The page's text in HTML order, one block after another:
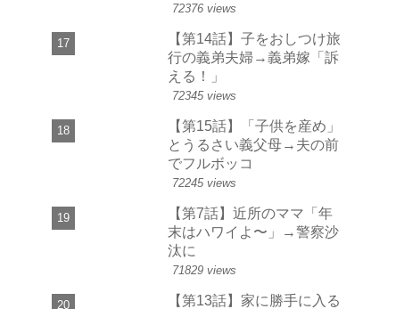
72376 views
【第14話】子をおしつけ旅
行の義弟夫婦→義弟嫁「訴
える！」
72345 views
【第15話】「子供を産め」
とうるさい義父母→夫の前
でフルボッコ
72245 views
【第7話】近所のママ「年
末はハワイよ〜」→警察沙
汰に
71829 views
【第13話】家に勝手に入る